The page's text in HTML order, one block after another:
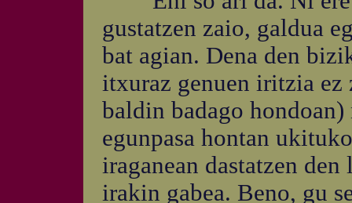
gustatzen zaio, galdua
bat agian. Dena den
itxuraz genuen iritzia ez
baldin badago
egunpasa hontan
iraganean dastatzen
irakin gabea. Beno, gu